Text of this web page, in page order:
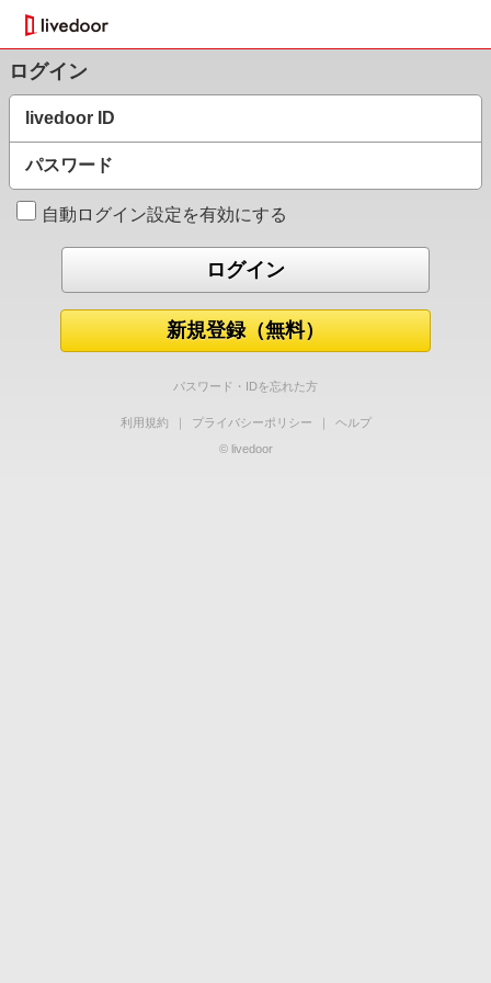
ログイン
livedoor ID
パスワード
自動ログイン設定を有効にする
新規登録（無料）
パスワード・IDを忘れた方
利用規約 ｜ プライバシーポリシー ｜
ヘルプ
© livedoor